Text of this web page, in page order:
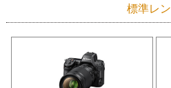
標準レ